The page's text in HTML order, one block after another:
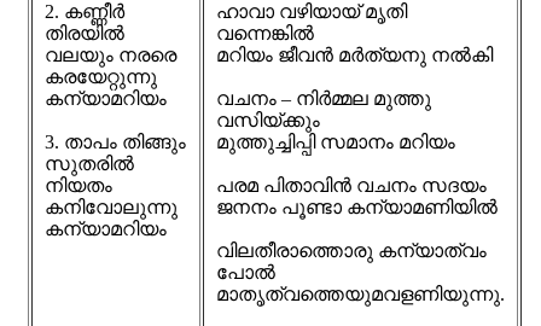
2. കണ്ണീർ
തിരയിൽ
വലയും നരരെ
കരയേറ്റുന്നു
കന്യാമറിയം
3. താപം തിങ്ങും
സുതരിൽ
നിയതം
കനിവോലുന്നു
കന്യാമറിയം
ഹാവാ വഴിയായ് മൃതി
വന്നെങ്കിൽ
മറിയം ജീവൻ മർത്യനു നൽകി
വചനം – നിർമ്മല മുത്തു
വസിയ്ക്കും
മുത്തുച്ചിപ്പി സമാനം മറിയം
പരമ പിതാവിൻ വചനം സദയം
ജനനം പൂണ്ടാ കന്യാമണിയിൽ
വിലതീരാത്തൊരു കന്യാത്വം
പോൽ
മാതൃത്വത്തെയുമവളണിയുന്നു.